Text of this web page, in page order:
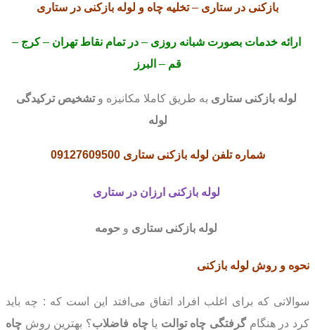
بازکنی در ستاری –تخلیه چاه و لوله بازکنی در ستاری
ارائه خدمات بصورت شبانه روزی – در تمام نقاط تهران –کرج –
قم – البرز
لوله بازکنی ستاری به طریق کاملا مکانیزه وتشخیص ترکیدگی
لوله
شماره تلفن لوله بازکنی ستاری 09127609500
لوله بازکنی ارزان در ستاری
لوله بازکنی ستاری و حومه
نحوه و روش لوله بازکنی
سوالاتی که برای اغلب افراد اتفاق می‌افتد این است که : چه باید
کرد در هنگامگرفتگی چاه توالت یاچاه فاضلاب؟ بهترین روش چاه